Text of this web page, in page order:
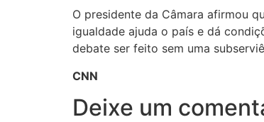
O presidente da Câmara afirmou
igualdade ajuda o país e dá
debate ser feito sem uma
CNN
Deixe um